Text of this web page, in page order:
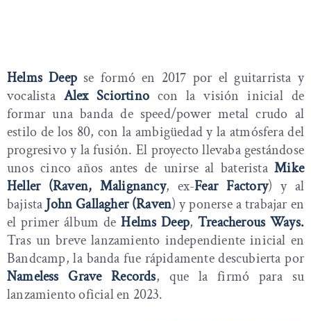
Helms Deep se formó en 2017 por el guitarrista y
vocalista Alex Sciortino con la visión inicial de
formar una banda de speed/power metal crudo al
estilo de los 80, con la ambigüedad y la atmósfera del
progresivo y la fusión. El proyecto llevaba gestándose
unos cinco años antes de unirse al bateristaMike
Heller (Raven, Malignancy, ex-Fear Factory) y al
bajista John Gallagher (Raven) y ponerse a trabajar en
el primer álbum deHelms Deep, Treacherous Ways.
Tras un breve lanzamiento independiente inicial en
Bandcamp, la banda fue rápidamente descubierta por
Nameless Grave Records, que la firmó para su
lanzamiento oficial en 2023.